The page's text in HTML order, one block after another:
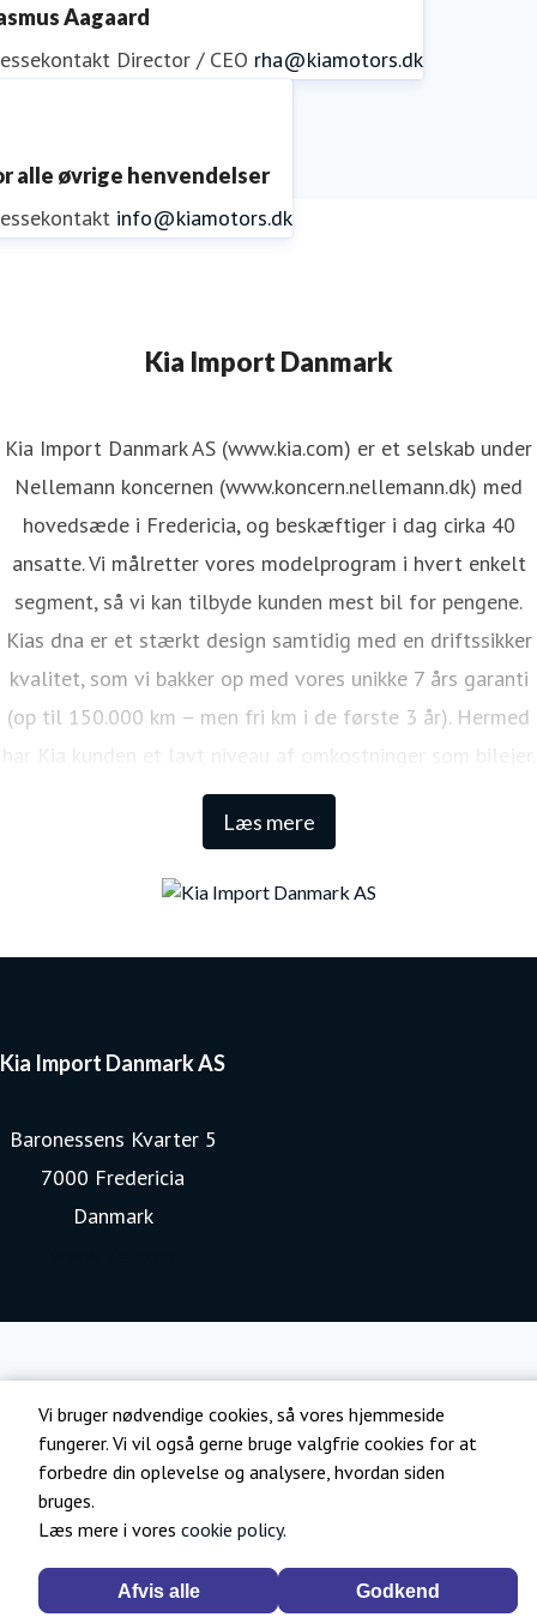
Vi bruger nødvendige cookies, så vores hjemmeside
fungerer. Vi vil også gerne bruge valgfrie cookies for at
forbedre din oplevelse og analysere, hvordan siden
bruges.
Læs mere i vores cookie policy.
Afvis alle Godkend
Aagaard
Director / CEO rha@kiamotors.dk
alle øvrige henvendelser
info@kiamotors.dk
Kia Import Danmark
Læs mere
Kia Import Danmark AS (www.kia.com) er et selskab under
Nellemann koncernen (www.koncern.nellemann.dk) med
hovedsæde i Fredericia, og beskæftiger i dag cirka 40
ansatte. Vi målretter vores modelprogram i hvert enkelt
segment, så vi kan tilbyde kunden mest bil for pengene.
Kias dna er et stærkt design samtidig med en driftssikker
kvalitet, som vi bakker op med vores unikke 7 års garanti
(op til 150.000 km – men fri km i de første 3 år). Hermed
har Kia kunden et lavt niveau af omkostninger som bilejer.
Den lange garanti sikrer samtidig én af de højeste
restværdier i markedet.
Kia Import Danmark AS
Baronessens Kvarter 5
7000 Fredericia
Danmark